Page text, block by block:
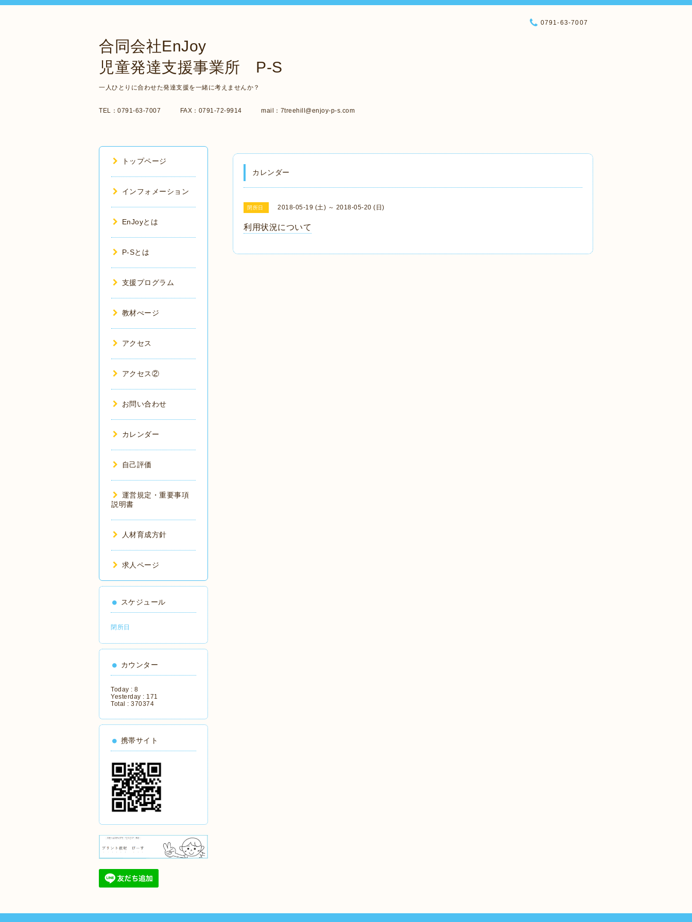
合同会社EnJoy
児童発達支援事業所 P-S
一人ひとりに合わせた発達支援を一緒に考えませんか？
TEL：0791-63-7007 FAX：0791-72-9914 mail：7treehill@enjoy-p-s.com
0791-63-7007
カレンダー
閉所日 2018-05-19 (土) ～ 2018-05-20 (日)
利用状況について
トップページ
インフォメーション
EnJoyとは
P-Sとは
支援プログラム
教材ぺージ
アクセス
アクセス②
お問い合わせ
カレンダー
自己評価
運営規定・重要事項
説明書
人材育成方針
求人ページ
スケジュール
閉所日
カウンター
Today : 8
Yesterday : 171
Total : 370374
携帯サイト